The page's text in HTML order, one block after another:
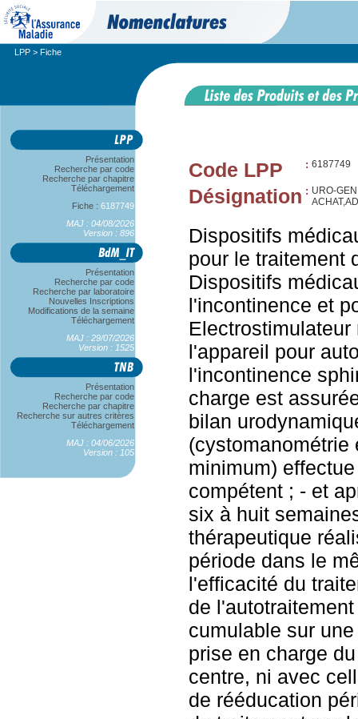
LPP > Fiche
Présentation
Recherche par code
Recherche par chapitre
Téléchargement
Fiche : 6187749
MAJ : 04/08/2026
Version : 896
Présentation
Recherche par code
Recherche par laboratoire
Nouvelles Inscriptions
Modifications de la semaine
Téléchargement
MAJ : 29/07/2026
Version : 1525
Présentation
Recherche par code
Recherche par chapitre
Recherche sur autres critères
Téléchargement
MAJ : 04/06/2026
Version : 105
Code LPP : 6187749
Désignation : URO-
Dispositifs
pour le traitement
Dispositifs
l'incontinence et
l'appareil pour
l'incontinence
charge est
bilan
(cystomanométrie
minimum)
compétent ; - et
six à huit
thérapeutique
période dans le
l'efficacité du
de
cumulable sur
prise en charge
centre, ni avec
de rééducation